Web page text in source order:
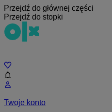
Przejdź do głównej części
Przejdź do stopki
Twoje konto